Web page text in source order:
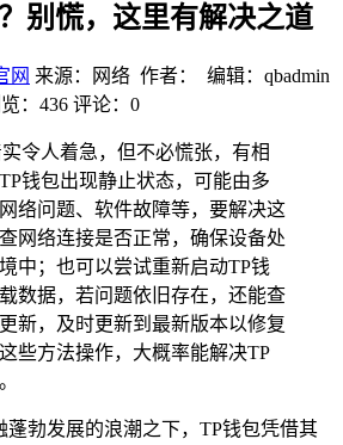
别慌，这里有解决之道
网 来源：网络 作者： 编辑：qbadmin
：436 评论：0
令人着急，但不必慌张，有相
钱包出现静止状态，可能由多
络问题、软件故障等，要解决这
网络连接是否正常，确保设备处
中；也可以尝试重新启动TP钱
数据，若问题依旧存在，还能查
新，及时更新到最新版本以修复
些方法操作，大概率能解决TP
蓬勃发展的浪潮之下，TP钱包凭借其